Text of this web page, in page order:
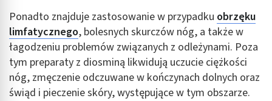
Ponadto znajduje zastosowanie w przypadku obrzęku
limfatycznego, bolesnych skurczów nóg, a także w
łagodzeniu problemów związanych z odleżynami. Poza
tym preparaty z diosminą likwidują uczucie ciężkości
nóg, zmęczenie odczuwane w kończynach dolnych oraz
świąd i pieczenie skóry, występujące w tym obszarze.